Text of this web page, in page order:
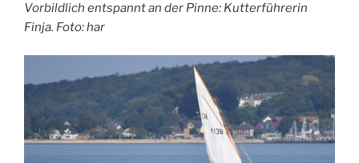
Vorbildlich entspannt an der Pinne: Kutterführerin
Finja. Foto: har